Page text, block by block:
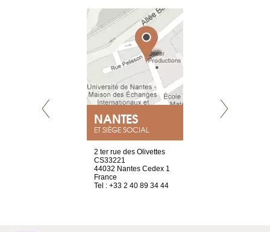
NANTES
ET SIÈGE SOCIAL
2 ter rue des Olivettes
CS33221
44032 Nantes Cedex 1
France
Tel : +33 2 40 89 34 44